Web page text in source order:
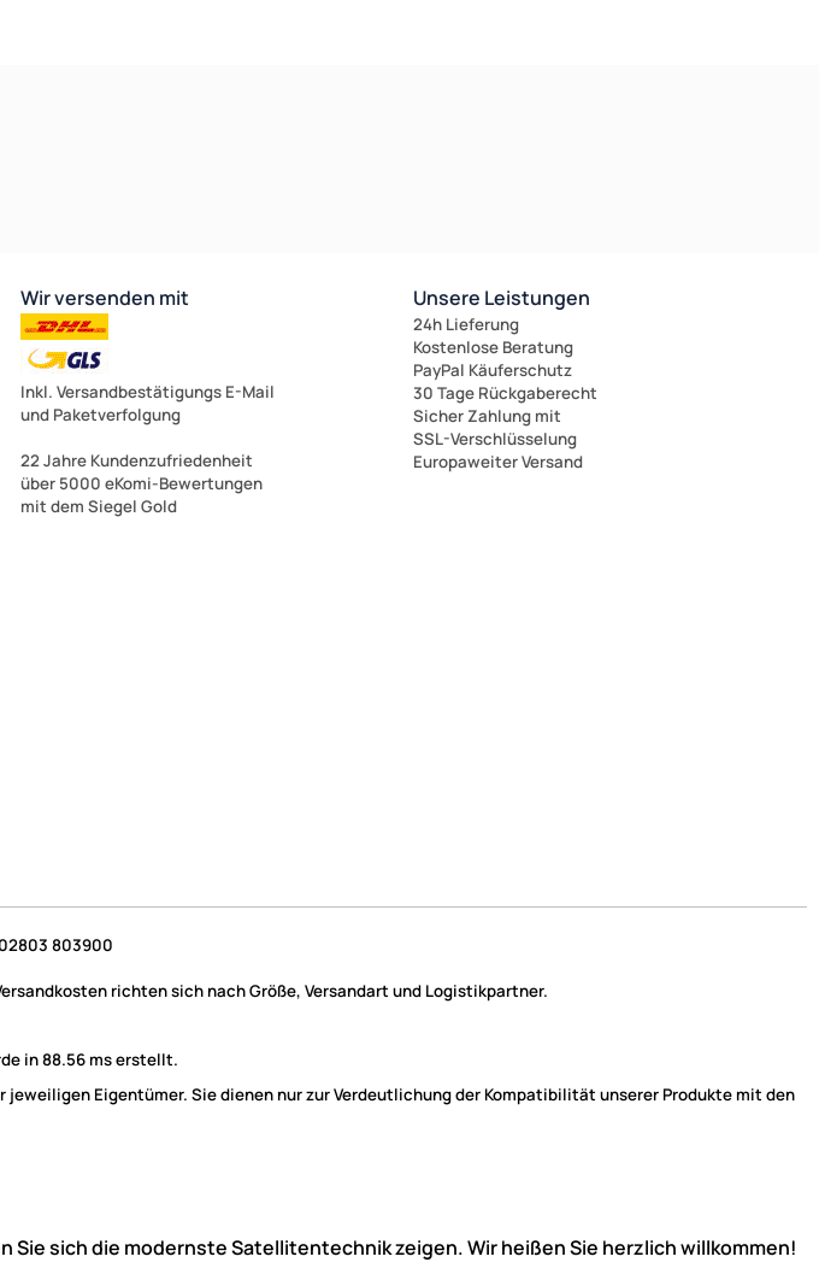
Wir versenden mit
Inkl. Versandbestätigungs E-Mail
und Paketverfolgung
22 Jahre Kundenzufriedenheit
über 5000 eKomi-Bewertungen
mit dem Siegel Gold
Unsere Leistungen
24h Lieferung
Kostenlose Beratung
PayPal Käuferschutz
30 Tage Rückgaberecht
Sicher Zahlung mit
SSL-Verschlüsselung
Europaweiter Versand
02803 803900
richten sich nach Größe, Versandart und Logistikpartner.
in 88.56 ms erstellt.
Eigentümer. Sie dienen nur zur Verdeutlichung der Kompatibilität unserer Produkte mit den
sich die modernste Satellitentechnik zeigen. Wir heißen Sie herzlich willkommen!